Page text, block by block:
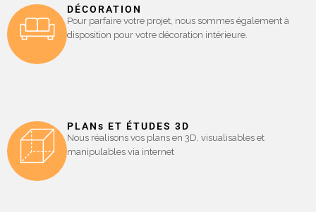
DÉCORATION
Pour parfaire votre projet, nous sommes également à
disposition pour votre décoration intérieure.
PLANs ET ÉTUDES 3D
Nous réalisons vos plans en 3D, visualisables et
manipulables via internet